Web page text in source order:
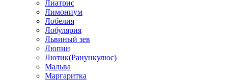
Лиатрис
Лимониум
Лобелия
Лобулярия
Львиный зев
Люпин
Лютик(Ранункулюс)
Мальва
Маргаритка